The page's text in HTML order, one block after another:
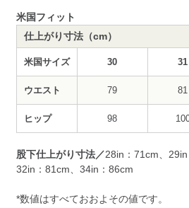
米国フィット
仕上がり寸法（cm）
米国サイズ 30 31
ウエスト 79 81
ヒップ 98
股下仕上がり寸法／28in：71cm、29in
32in：81cm、34in：86cm
*数値はすべておおよその値です。